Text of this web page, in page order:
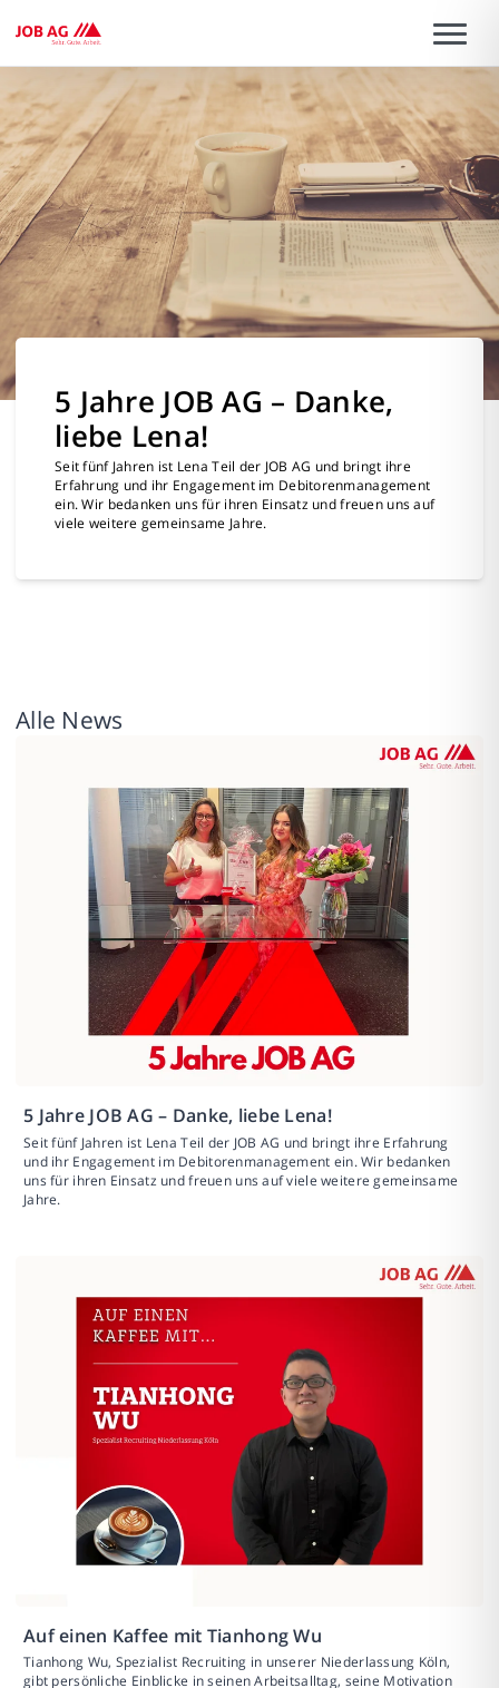
5 Jahre JOB AG – Danke,
liebe Lena!
Seit fünf Jahren ist Lena Teil der JOB AG und bringt ihre
Erfahrung und ihr Engagement im Debitorenmanagement
ein. Wir bedanken uns für ihren Einsatz und freuen uns auf
viele weitere gemeinsame Jahre.
Alle News
5 Jahre JOB AG – Danke, liebe Lena!
Seit fünf Jahren ist Lena Teil der JOB AG und bringt ihre Erfahrung
und ihr Engagement im Debitorenmanagement ein. Wir bedanken
uns für ihren Einsatz und freuen uns auf viele weitere gemeinsame
Jahre.
Auf einen Kaffee mit Tianhong Wu
Tianhong Wu, Spezialist Recruiting in unserer Niederlassung Köln,
gibt persönliche Einblicke in seinen Arbeitsalltag, seine Motivation